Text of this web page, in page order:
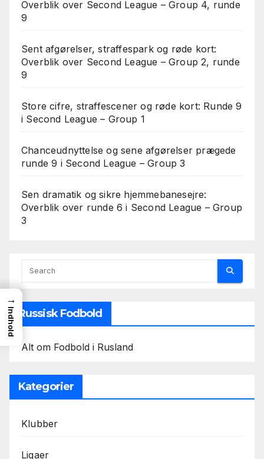
Overblik over Second League – Group 4, runde
9
Sent afgørelser, straffespark og røde kort:
Overblik over Second League – Group 2, runde
9
Store cifre, straffescener og røde kort: Runde 9
i Second League – Group 1
Chanceudnyttelse og sene afgørelser prægede
runde 9 i Second League – Group 3
Sen dramatik og sikre hjemmebanesejre:
Overblik over runde 6 i Second League – Group
3
Russisk Fodbold
Alt om Fodbold i Rusland
Kategorier
Klubber
Ligaer
→
Indhold